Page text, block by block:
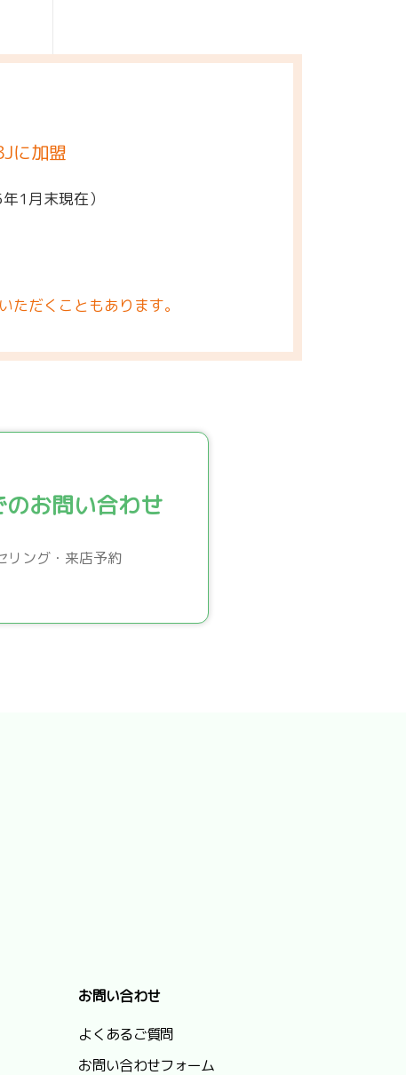
に加盟
1月末現在）
だくこともあります。
のお問い合わせ
リング・来店予約
お問い合わせ
よくあるご質問
お問い合わせフォーム